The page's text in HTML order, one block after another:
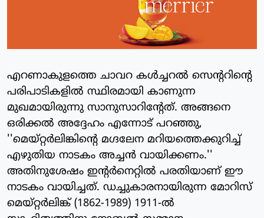
എറണാകുളത്തെ ചാവറ കള്‍ച്ചറല്‍ സെന്ററിന്റെ
പരിപാടികളില്‍ സ്ഥിരമായി കാണുന്ന
മുഖമായിരുന്നു സാനുസാറിന്റേത്. അങ്ങനെ
ഒരിക്കല്‍ അദ്ദേഹം എന്നോട് പറഞ്ഞു,
''മെയ്റ്റര്‍ലിങ്കിന്റെ മഗ്ദലേന മറിയത്തെക്കുറിച്ച്
എഴുതിയ നാടകം അച്ചന്‍ വായിക്കണം.''
അതിനുശേഷം ഇന്റര്‍നെറ്റില്‍ പരതിയാണ് ഈ
നാടകം വായിച്ചത്. ഡച്ചുകാരനായിരുന്ന മോറിസ്
മെയ്റ്റര്‍ലിങ്ക് (1862-1989) 1911-ല്‍